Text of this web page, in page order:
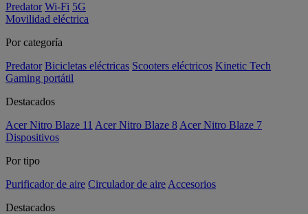
Predator Wi-Fi 5G
Movilidad eléctrica
Por categoría
Predator Bicicletas eléctricas Scooters eléctricos Kinetic Tech
Gaming portátil
Destacados
Acer Nitro Blaze 11 Acer Nitro Blaze 8 Acer Nitro Blaze 7
Dispositivos
Por tipo
Purificador de aire Circulador de aire Accesorios
Destacados